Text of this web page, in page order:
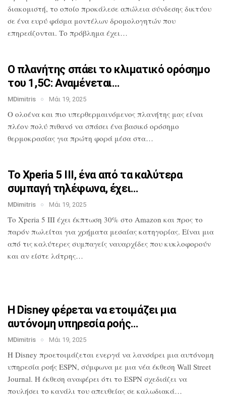
διακομιστή, το οποίο προκάλεσε απώλεια σύνδεσης δικτύου
σε ένα ευρύ φάσμα μοντέλων δρομολογητών που
επηρεάζονται. Το πρόβλημα έχει…
Ο πλανήτης σπάει το κλιματικό ορόσημο
του 1,5C: Αναμένεται…
MDimitris Μάι 19, 2025
O ολοένα και πιο υπερθερμαινόμενος πλανήτης μας είναι
πλέον πολύ πιθανό να σπάσει ένα βασικό ορόσημο
θερμοκρασίας για πρώτη φορά μέσα στα…
Το Xperia 5 III, ένα από τα καλύτερα
συμπαγή τηλέφωνα, έχει…
MDimitris Μάι 19, 2025
Το Xperia 5 III έχει έκπτωση 30% στο Amazon και προς το
παρόν πωλείται για χρήματα μεσαίας κατηγορίας. Είναι μια
από τις καλύτερες συμπαγείς ναυαρχίδες που κυκλοφορούν
και αν είστε λάτρης…
Η Disney φέρεται να ετοιμάζει μια
αυτόνομη υπηρεσία ροής…
MDimitris Μάι 19, 2025
Η Disney προετοιμάζεται ενεργά να λανσάρει μια αυτόνομη
υπηρεσία ροής ESPN, σύμφωνα με μια νέα έκθεση Wall Street
Journal. Η έκθεση αναφέρει ότι το ESPN σχεδιάζει να
πουλήσει το κανάλι του απευθείας σε καλωδιακά…